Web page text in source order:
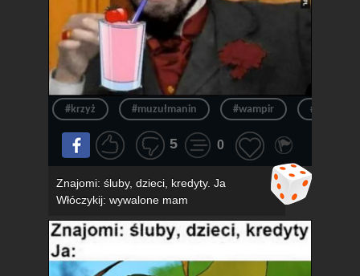
#krzyż #muzułmanin #wampir
5 0
Znajomi: śluby, dzieci, kredyty. Ja
Włóczykij: wywalone mam